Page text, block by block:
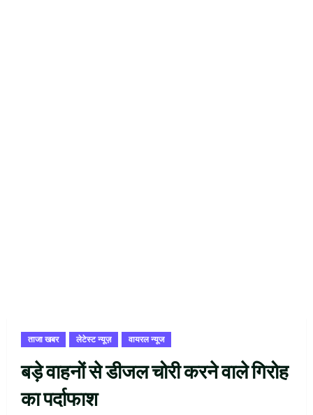
ताजा खबर लेटेस्ट न्यूज़ वायरल न्यूज
बड़े वाहनों से डीजल चोरी करने वाले गिरोह
का पर्दाफाश